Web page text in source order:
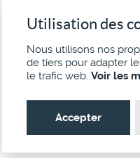
Utilisation des
Nous utilisons nos
de tiers pour adapter
le trafic web. Voir les
Accepter